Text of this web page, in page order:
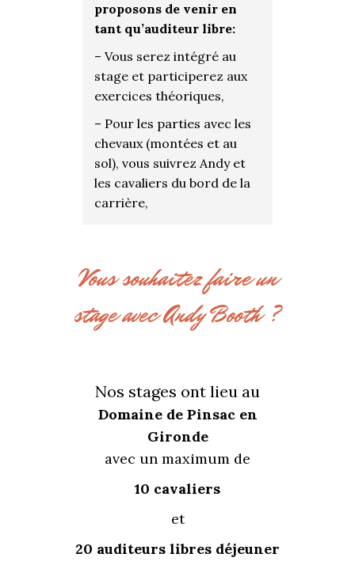
proposons de venir en
tant qu’auditeur libre:
– Vous serez intégré au
stage et participerez aux
exercices théoriques,
– Pour les parties avec les
chevaux (montées et au
sol), vous suivrez Andy et
les cavaliers du bord de la
carrière,
Vous souhaitez faire un
stage avec Andy Booth ?
Nos stages ont lieu au
Domaine de Pinsac en
Gironde
avec un maximum de
10 cavaliers
et
20 auditeurs libres déjeuner